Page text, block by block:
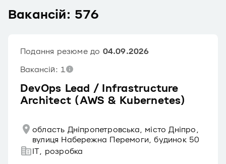
Вакансій: 576
DevOps Lead / Infrastructure
Architect (AWS & Kubernetes)
Подання резюме до 04.09.2026
Вакансій: 1
область Дніпропетровська, місто Дніпро,
вулиця Набережна Перемоги, будинок 50
IT, розробка